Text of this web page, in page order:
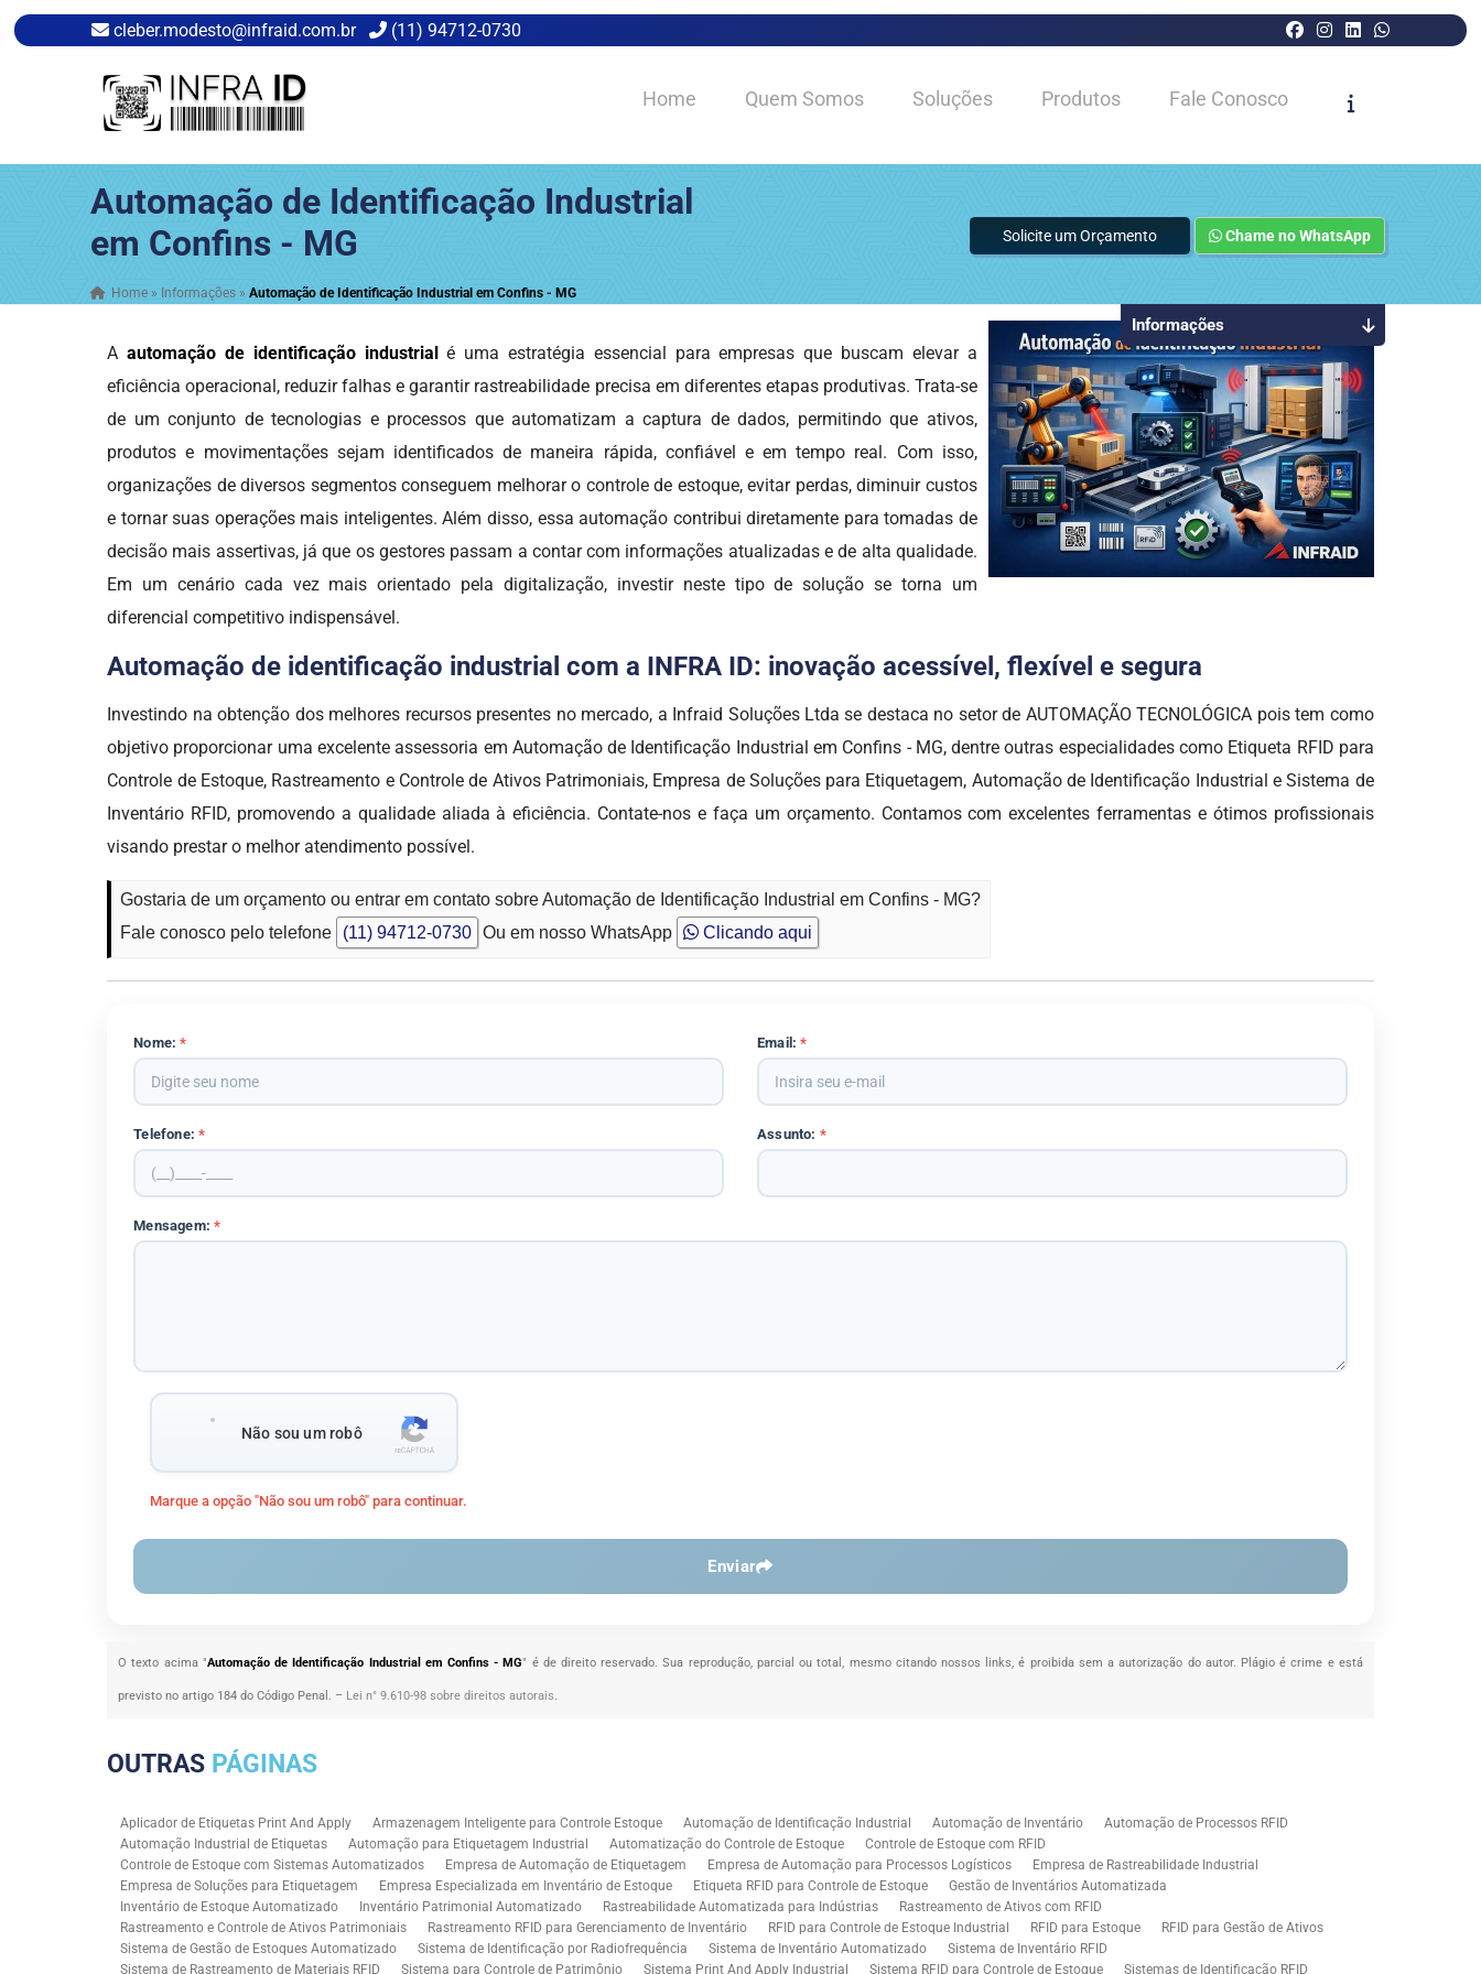
cleber.modesto@infraid.com.br (11) 94712-0730
Home Quem Somos Soluções Produtos Fale Conosco
Automação de Identificação Industrial
em Confins - MG
Home » Informações »Automação de Identificação Industrial em Confins - MG
Solicite um Orçamento Chame no WhatsApp
Aautomação de identificação industrialé uma estratégia essencial para empresas que buscam elevar a
eficiência operacional, reduzir falhas e garantir rastreabilidade precisa em diferentes etapas produtivas. Trata-se
de um conjunto de tecnologias e processos que automatizam a captura de dados, permitindo que ativos,
produtos e movimentações sejam identificados de maneira rápida, confiável e em tempo real. Com isso,
organizações de diversos segmentos conseguem melhorar o controle de estoque, evitar perdas, diminuir custos
e tornar suas operações mais inteligentes. Além disso, essa automação contribui diretamente para tomadas de
decisão mais assertivas, já que os gestores passam a contar com informações atualizadas e de alta qualidade.
Em um cenário cada vez mais orientado pela digitalização, investir neste tipo de solução se torna um
diferencial competitivo indispensável.
Automação de identificação industrial com a INFRA ID: inovação acessível, flexível e segura
Investindo na obtenção dos melhores recursos presentes no mercado, a Infraid Soluções Ltda se destaca no setor de AUTOMAÇÃO TECNOLÓGICA pois tem como
objetivo proporcionar uma excelente assessoria em Automação de Identificação Industrial em Confins - MG, dentre outras especialidades como Etiqueta RFID para
Controle de Estoque, Rastreamento e Controle de Ativos Patrimoniais, Empresa de Soluções para Etiquetagem, Automação de Identificação Industrial e Sistema de
Inventário RFID, promovendo a qualidade aliada à eficiência. Contate-nos e faça um orçamento. Contamos com excelentes ferramentas e ótimos profissionais
visando prestar o melhor atendimento possível.
Gostaria de um orçamento ou entrar em contato sobre Automação de Identificação Industrial em Confins - MG?
Fale conosco pelo telefone
(11) 94712-0730 Ou em nosso WhatsApp Clicando aqui
Nome:* Email:*
Telefone:* Assunto: *
Mensagem:*
Não sou um robô
Marque a opção "Não sou um robô" para continuar.
Enviar
O texto acima "Automação de Identificação Industrial em Confins - MG" é de direito reservado. Sua reprodução, parcial ou total, mesmo citando nossos links, é proibida sem a autorização do autor. Plágio é crime e está
previsto no artigo 184 do Código Penal. – Lei n° 9.610-98 sobre direitos autorais.
Informações
OUTRAS PÁGINAS
Aplicador de Etiquetas Print And Apply Armazenagem Inteligente para Controle Estoque Automação de Identificação Industrial Automação de Inventário
Automação de Processos RFID
Automação Industrial de Etiquetas
Automação para Etiquetagem Industrial Automatização do Controle de Estoque
Controle de Estoque com RFID
Controle de Estoque com Sistemas Automatizados
Empresa de Automação de Etiquetagem Empresa de Automação para Processos Logísticos
Empresa de Rastreabilidade Industrial
Empresa de Soluções para Etiquetagem
Empresa Especializada em Inventário de Estoque Etiqueta RFID para Controle de Estoque
Gestão de Inventários Automatizada
Inventário de Estoque Automatizado
Inventário Patrimonial Automatizado Rastreabilidade Automatizada para Indústrias
Rastreamento de Ativos com RFID
Rastreamento e Controle de Ativos Patrimoniais
Rastreamento RFID para Gerenciamento de Inventário RFID para Controle de Estoque Industrial RFID para Estoque
RFID para Gestão de Ativos
Sistema de Gestão de Estoques Automatizado
Sistema de Identificação por Radiofrequência Sistema de Inventário Automatizado
Sistema de Inventário RFID
Sistema de Rastreamento de Materiais RFID
Sistema para Controle de Patrimônio Sistema Print And Apply Industrial Sistema RFID para Controle de Estoque Sistemas de Identificação RFID